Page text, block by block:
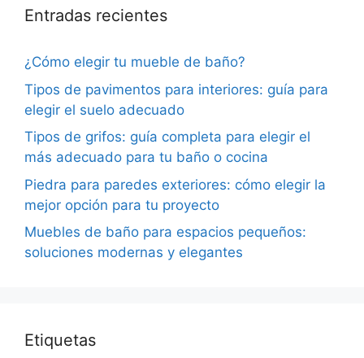
Entradas recientes
¿Cómo elegir tu mueble de baño?
Tipos de pavimentos para interiores: guía para
elegir el suelo adecuado
Tipos de grifos: guía completa para elegir el
más adecuado para tu baño o cocina
Piedra para paredes exteriores: cómo elegir la
mejor opción para tu proyecto
Muebles de baño para espacios pequeños:
soluciones modernas y elegantes
Etiquetas